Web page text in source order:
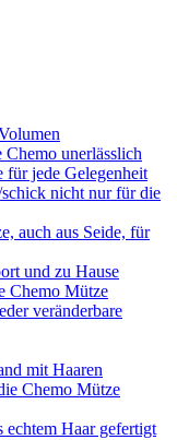
Chemo unerlässlich
für jede Gelegenheit
nicht nur für die
auch aus Seide, für
und zu Hause
Chemo Mütze
veränderbare
mit Haaren
Chemo Mütze
echtem Haar gefertigt